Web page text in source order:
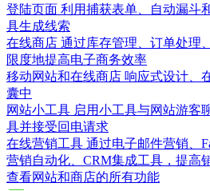
登陆页面 利用捕获表单、自动漏斗
具生成线索
在线商店 通过库存管理、订单处理
限度地提高电子商务效率
移动网站和在线商店 响应式设计、
囊中
网站小工具 启用小工具与网站游客
具并接受回电请求
在线营销工具 通过电子邮件营销、
营销自动化、CRM集成工具，提高
查看网站和商店的所有功能